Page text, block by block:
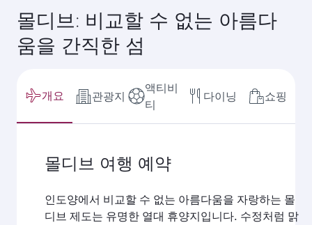
몰디브: 비교할 수 없는 아름다
움을 간직한 섬
개요 관광지
액티비
티
다이닝 쇼핑
몰디브 여행 예약
인도양에서 비교할 수 없는 아름다움을 자랑하는 몰
디브 제도는 유명한 열대 휴양지입니다. 수정처럼 맑